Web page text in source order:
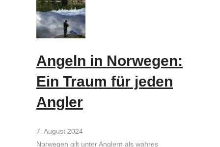
Angeln in Norwegen:
Ein Traum für jeden
Angler
7. August 2024
Norwegen gilt unter Anglern als wahres